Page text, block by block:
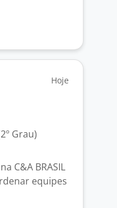
Hoje
Grau)
C&A BRASIL
equipes